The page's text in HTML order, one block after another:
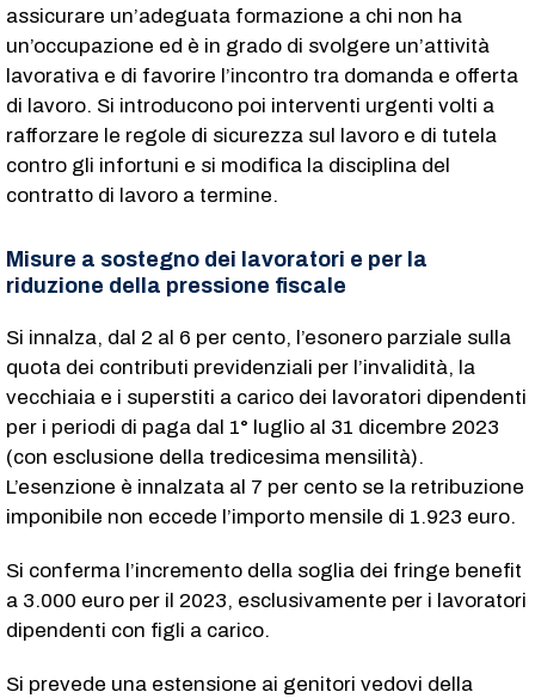
assicurare un’adeguata formazione a chi non ha
un’occupazione ed è in grado di svolgere un’attività
lavorativa e di favorire l’incontro tra domanda e offerta
di lavoro. Si introducono poi interventi urgenti volti a
rafforzare le regole di sicurezza sul lavoro e di tutela
contro gli infortuni e si modifica la disciplina del
contratto di lavoro a termine.
Misure a sostegno dei lavoratori e per la
riduzione della pressione fiscale
Si innalza, dal 2 al 6 per cento, l’esonero parziale sulla
quota dei contributi previdenziali per l’invalidità, la
vecchiaia e i superstiti a carico dei lavoratori dipendenti
per i periodi di paga dal 1° luglio al 31 dicembre 2023
(con esclusione della tredicesima mensilità).
L’esenzione è innalzata al 7 per cento se la retribuzione
imponibile non eccede l’importo mensile di 1.923 euro.
Si conferma l’incremento della soglia dei fringe benefit
a 3.000 euro per il 2023, esclusivamente per i lavoratori
dipendenti con figli a carico.
Si prevede una estensione ai genitori vedovi della